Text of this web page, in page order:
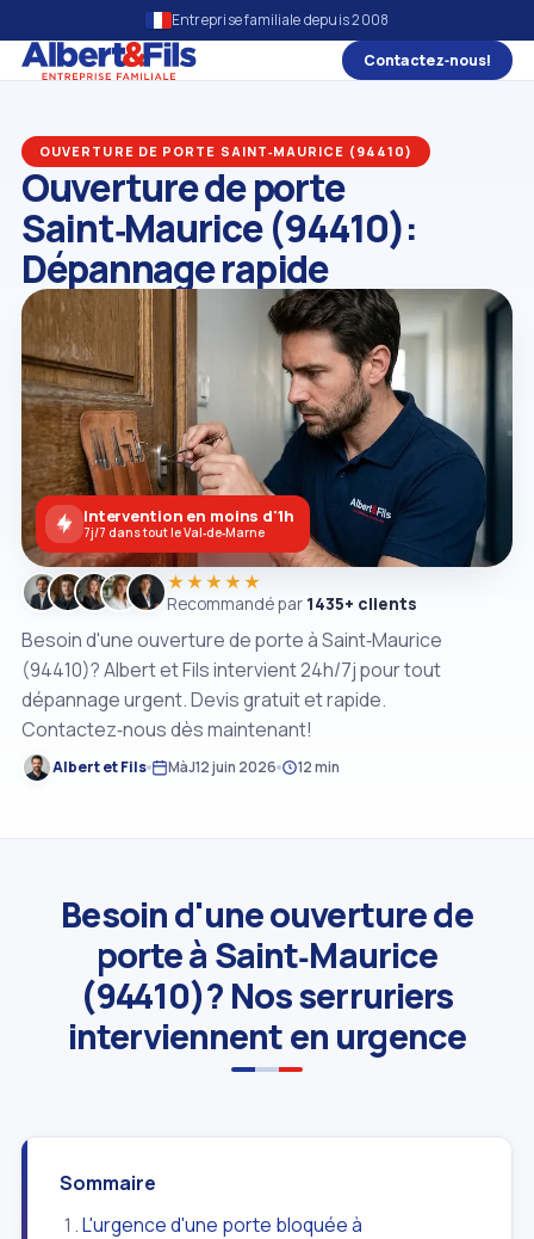
Entreprise familiale depuis 2008
Contactez‑nous!
OUVERTURE DE PORTE SAINT‑MAURICE (94410)
Ouverture de porte
Saint‑Maurice (94410):
Dépannage rapide
Besoin d'une ouverture de porte à Saint‑Maurice
(94410)? Albert et Fils intervient 24h/7j pour tout
dépannage urgent. Devis gratuit et rapide.
Contactez‑nous dès maintenant!
Albert et Fils MàJ12 juin 2026 12 min
★★★★★
Recommandé par 1435+ clients
Intervention en moins d'1h
7j/7 dans tout le Val‑de‑Marne
Besoin d'une ouverture de
porte à Saint‑Maurice
(94410)? Nos serruriers
interviennent en urgence
Sommaire
L'urgence d'une porte bloquée à